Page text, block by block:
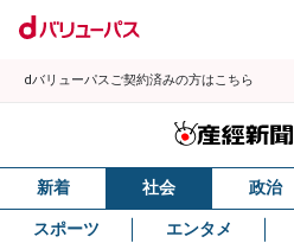
dバリューパスご契約済みの方はこちら
新着 社会 政治
スポーツ エンタメ